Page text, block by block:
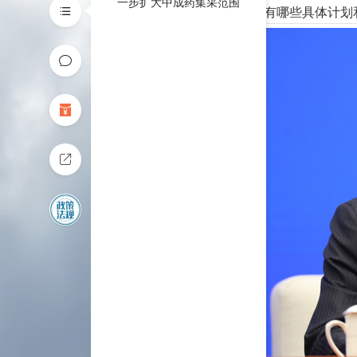
一步扩大中成药集采范围
速扩面有哪些具体计划